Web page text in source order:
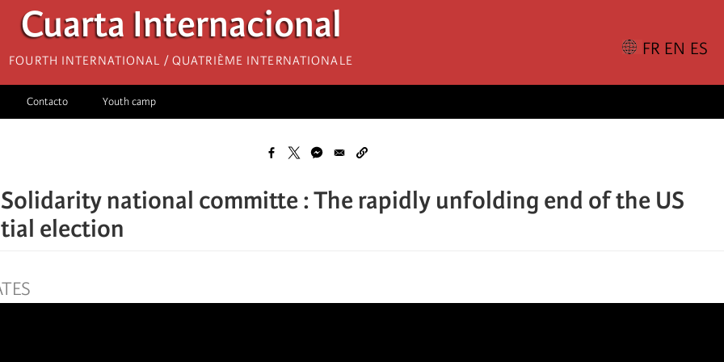
Cuarta Internacional
Fourth International / Quatrième internationale
Contacto Youth camp
national committe : The rapidly unfolding end of the US
election